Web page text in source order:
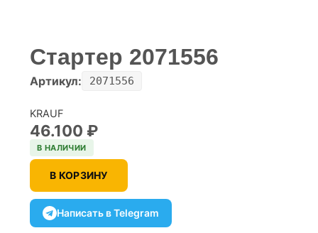
Стартер 2071556
Артикул: 2071556
KRAUF
46.100 ₽
В НАЛИЧИИ
В КОРЗИНУ
Написать в Telegram